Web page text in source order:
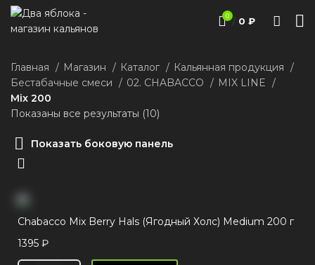
0 / 0 ₽
Главная Магазин Каталог
Кальянная продукция
Бестабачные смеси
02. CHABACCO
MIX LINE
Mix 200
Показаны все результаты (10)
Показать боковую панель
Chabacco Mix Berry Hals (Ягодный Холс) Medium 200 г
1395 ₽